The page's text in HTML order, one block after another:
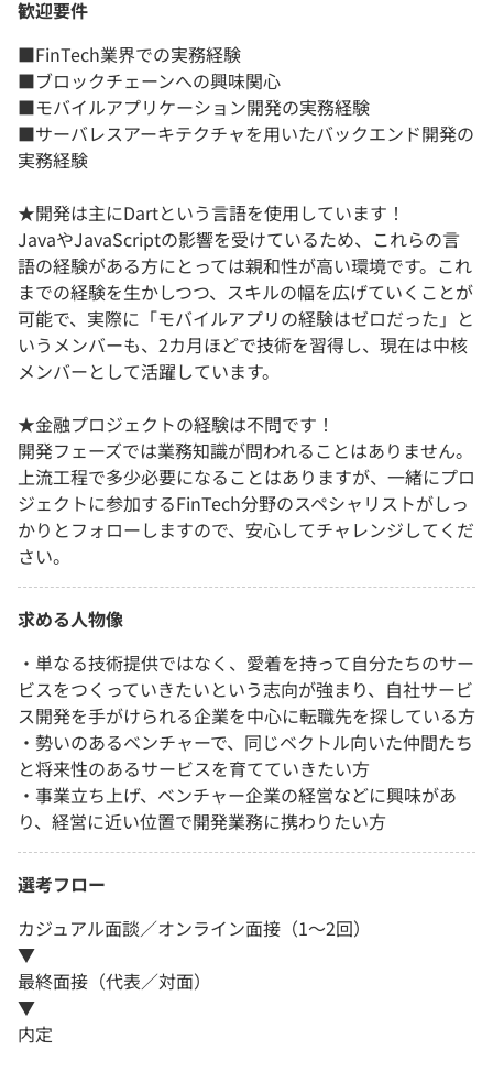
歓迎要件
■FinTech業界での実務経験
■ブロックチェーンへの興味関心
■モバイルアプリケーション開発の実務経験
■サーバレスアーキテクチャを用いたバックエンド開発の
実務経験
★開発は主にDartという言語を使用しています！
JavaやJavaScriptの影響を受けているため、これらの言
語の経験がある方にとっては親和性が高い環境です。これ
までの経験を生かしつつ、スキルの幅を広げていくことが
可能で、実際に「モバイルアプリの経験はゼロだった」と
いうメンバーも、2カ月ほどで技術を習得し、現在は中核
メンバーとして活躍しています。
★金融プロジェクトの経験は不問です！
開発フェーズでは業務知識が問われることはありません。
上流工程で多少必要になることはありますが、一緒にプロ
ジェクトに参加するFinTech分野のスペシャリストがしっ
かりとフォローしますので、安心してチャレンジしてくだ
さい。
求める人物像
・単なる技術提供ではなく、愛着を持って自分たちのサー
ビスをつくっていきたいという志向が強まり、自社サービ
ス開発を手がけられる企業を中心に転職先を探している方
・勢いのあるベンチャーで、同じベクトル向いた仲間たち
と将来性のあるサービスを育てていきたい方
・事業立ち上げ、ベンチャー企業の経営などに興味があ
り、経営に近い位置で開発業務に携わりたい方
選考フロー
カジュアル面談／オンライン面接（1～2回）
▼
最終面接（代表／対面）
▼
内定